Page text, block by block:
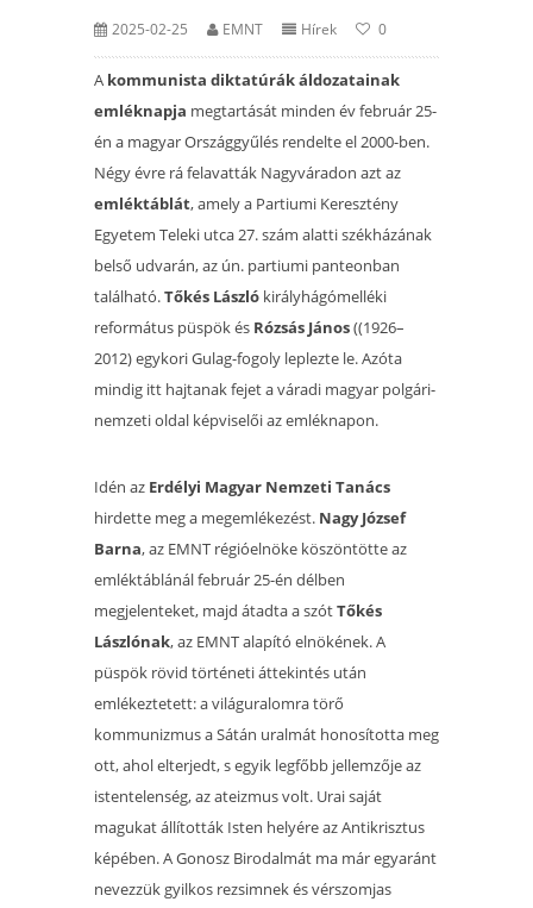
2025-02-25 EMNT Hírek 0
A kommunista diktatúrák áldozatainak
emléknapja megtartását minden év február 25-
én a magyar Országgyűlés rendelte el 2000-ben.
Négy évre rá felavatták Nagyváradon azt az
emléktáblát, amely a Partiumi Keresztény
Egyetem Teleki utca 27. szám alatti székházának
belső udvarán, az ún. partiumi panteonban
található.Tőkés László királyhágómelléki
református püspök és Rózsás János((1926–
2012)egykori Gulag-fogoly leplezte le. Azóta
mindig itt hajtanak fejet a váradi magyar polgári-
nemzeti oldal képviselői az emléknapon.
Idén az Erdélyi Magyar Nemzeti Tanács
hirdette meg a megemlékezést. Nagy József
Barna, az EMNT régióelnöke köszöntötte az
emléktáblánál február 25-én délben
megjelenteket, majd átadta a szótTőkés
Lászlónak, az EMNT alapító elnökének.A
püspök rövid történeti áttekintés után
emlékeztetett: a világuralomra törő
kommunizmus a Sátán uralmát honosította meg
ott, ahol elterjedt, s egyik legfőbb jellemzője az
istentelenség, az ateizmus volt. Urai saját
magukat állították Isten helyére az Antikrisztus
képében. A Gonosz Birodalmát ma már egyaránt
nevezzük gyilkos rezsimnek és vérszomjas